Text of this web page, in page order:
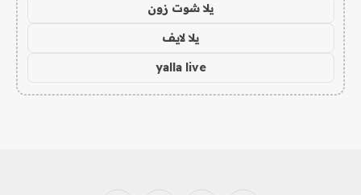
يلا شوت زون
يلا لايف
yalla live